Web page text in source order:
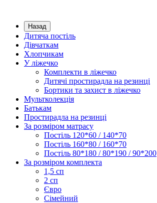
Назад
Дитяча постіль
Дівчаткам
Хлопчикам
У ліжечко
Комплекти в ліжечко
Дитячі простирадла на резинці
Бортики та захист в ліжечко
Мультколекція
Батькам
Простирадла на резинці
За розміром матрасу
Постіль 120*60 / 140*70
Постіль 160*80 / 160*70
Постіль 80*180 / 80*190 / 90*200
За розміром комплекта
1,5 сп
2 сп
Євро
Сімейний